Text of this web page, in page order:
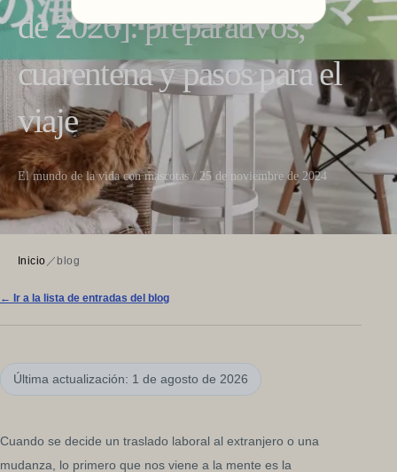
de 2026]: preparativos,
cuarentena y pasos para el
viaje
El mundo de la vida con mascotas / 25 de noviembre de 2024
Inicio ／ blog
← Ir a la lista de entradas del blog
Última actualización: 1 de agosto de 2026
Cuando se decide un traslado laboral al extranjero o una
mudanza, lo primero que nos viene a la mente es la